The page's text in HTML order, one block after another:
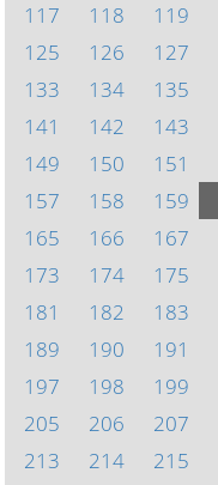
117
118 119
125
126 127
133
134 135
141
142 143
149
150 151
157
158 159
165
166 167
173
174 175
181
182 183
189
190 191
197
198 199
205
206 207
213
214 215